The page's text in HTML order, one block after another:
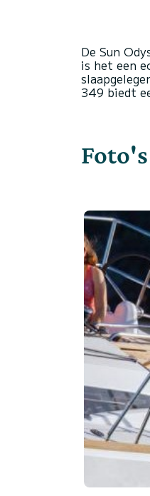
De Sun
is het een